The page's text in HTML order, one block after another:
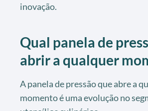
inovação.
Qual panela de
abrir a qualquer
A panela de pressão que abre a
momento é uma evolução no